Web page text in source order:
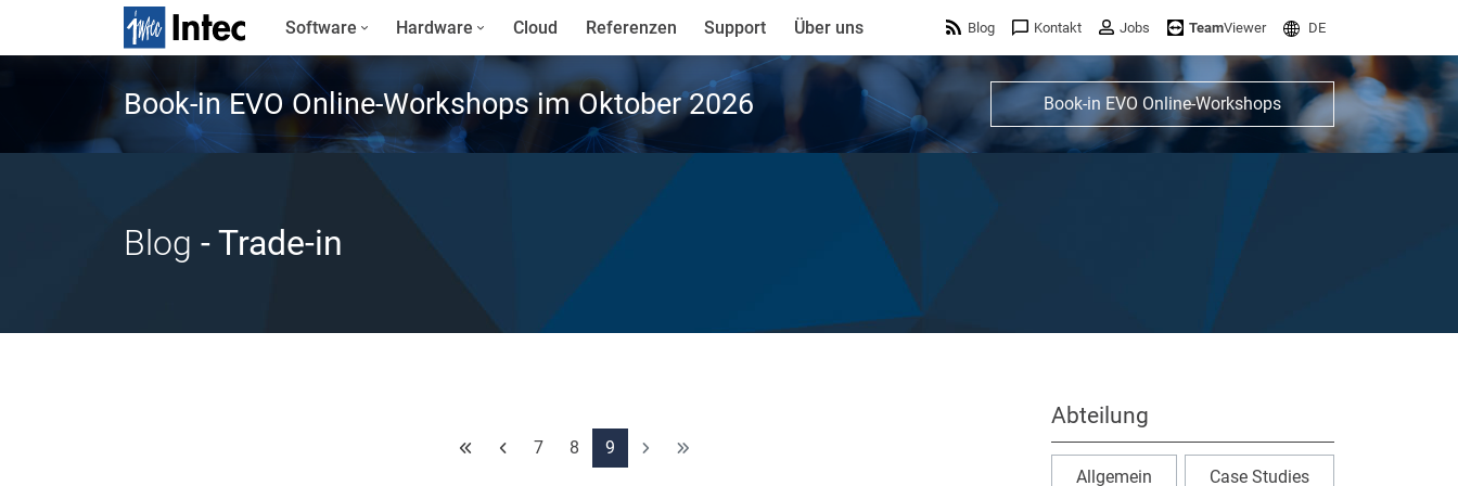
Software Hardware Cloud Referenzen Support Über uns Blog Kontakt Jobs TeamViewer DE
Book-in EVO Online-Workshops im Oktober 2026 Book-in EVO Online-Workshops
Blog - Trade-in
7 8 9
Abteilung
Allgemein Case Studies